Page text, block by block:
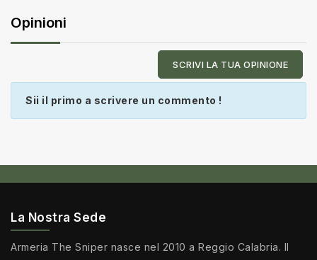
Opinioni
SCRIVI LA TUA OPINIONE
Sii il primo a scrivere un commento !
La Nostra Sede
Armeria The Sniper nasce nel 2010 a Reggio Calabria. Il